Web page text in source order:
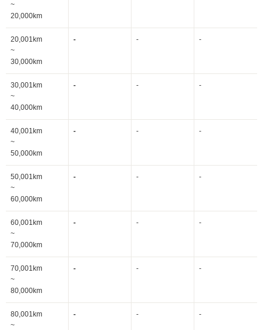
~
20,000km
20,001km
~
30,000km
- - -
30,001km
~
40,000km
- - -
40,001km
~
50,000km
- - -
50,001km
~
60,000km
- - -
60,001km
~
70,000km
- - -
70,001km
~
80,000km
- - -
80,001km
~
- - -